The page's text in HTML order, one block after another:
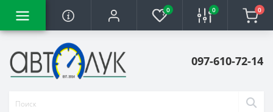
0 0 0
097-610-72-14